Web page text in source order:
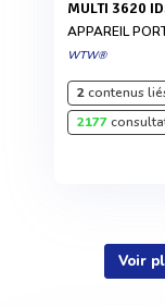
MULTI 3620
APPAREIL
WTW®
2contenus
2177
Voir